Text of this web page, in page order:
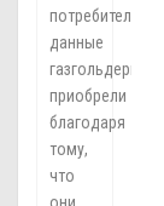
потребителей
данные
газгольдеры
приобрели
благодаря
тому,
что